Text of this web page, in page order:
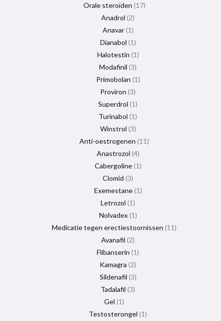
Orale steroïden 17
Anadrol 2
Anavar 1
Dianabol 1
Halotestin 1
Modafinil 3
Primobolan 1
Proviron 3
Superdrol 1
Turinabol 1
Winstrol 3
Anti-oestrogenen 11
Anastrozol 4
Cabergoline 1
Clomid 3
Exemestane 1
Letrozol 1
Nolvadex 1
Medicatie tegen erectiestoornissen 11
Avanafil 2
Flibanserin 1
Kamagra 2
Sildenafil 3
Tadalafil 3
Gel 1
Testosterongel 1